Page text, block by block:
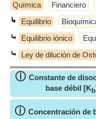
Química Financiero
↳ Equilibrio
⤿ Equilibrio iónico
⤿ Ley de dilución de
ⓘ Constante de
base débil [K b
ⓘ Concentración de